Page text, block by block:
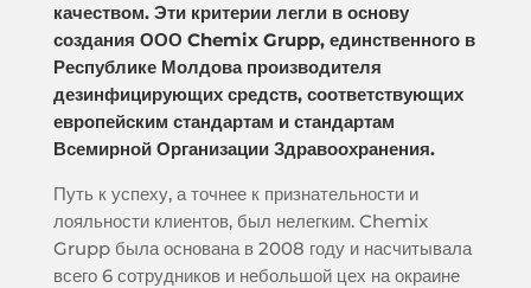
качеством. Эти критерии легли в основу
создания ООО Chemix Grupp, единственного в
Республике Молдова производителя
дезинфицирующих средств, соответствующих
европейским стандартам и стандартам
Всемирной Организации Здравоохранения.
Путь к успеху, а точнее к признательности и
лояльности клиентов, был нелегким. Chemix
Grupp была основана в 2008 году и насчитывала
всего 6 сотрудников и небольшой цех на окраине